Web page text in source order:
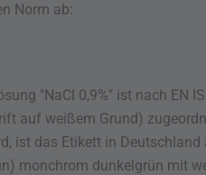
Norm ab:
"NaCl 0,9%" ist nach EN
auf weißem Grund)
ist das Etikett in
monchrom dunkelgrün mit